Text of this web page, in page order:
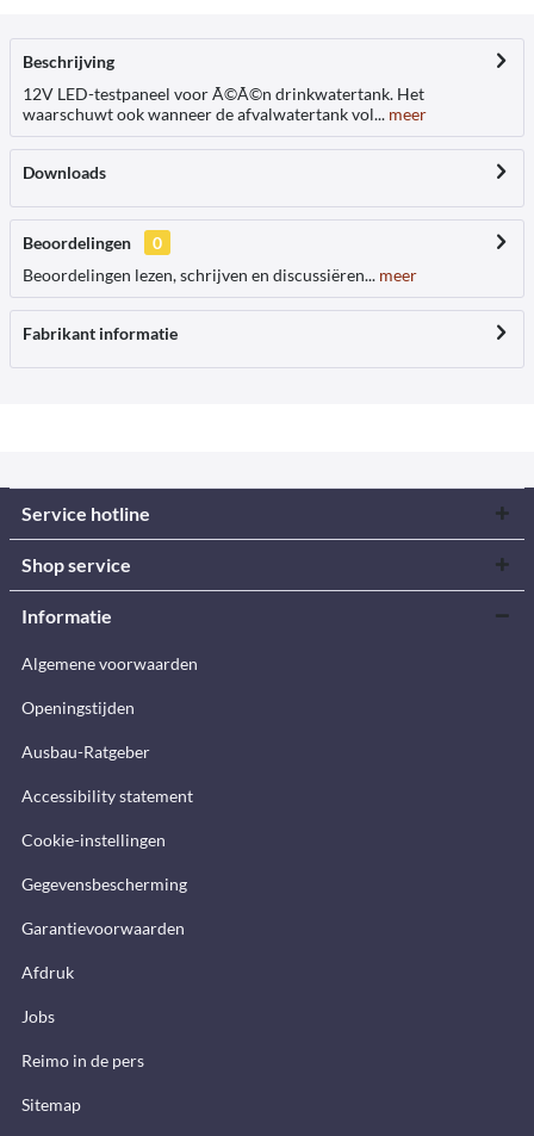
Beschrijving
12V LED-testpaneel voor Ã©Ã©n drinkwatertank. Het
waarschuwt ook wanneer de afvalwatertank vol... meer
Downloads
Beoordelingen
0
Beoordelingen lezen, schrijven en discussiëren... meer
Fabrikant informatie
Service hotline
Shop service
Informatie
Algemene voorwaarden
Openingstijden
Ausbau-Ratgeber
Accessibility statement
Cookie-instellingen
Gegevensbescherming
Garantievoorwaarden
Afdruk
Jobs
Reimo in de pers
Sitemap